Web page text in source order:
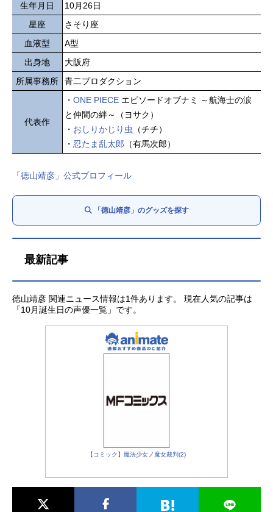
生年月日
10月26日
星座
さそり座
血液型
A型
出身地
大阪府
所属事務所
青二プロダクション
代表作
・ ONE PIECE エピソードオブナミ ～航海士の涙
と仲間の絆～（ヨサク）
・ おしりかじり虫
（チチ）
・ 忍たま乱太郎 （有馬次郎）
「徳山靖彦」公式プロフィール
「徳山靖彦」のグッズを探す
最新記事
徳山靖彦 関連ニュース情報は1件あります。 現在人気の記事は
「10月誕生日の声優一覧」です。
【コミック】魔法少女ノ魔女裁判(2)